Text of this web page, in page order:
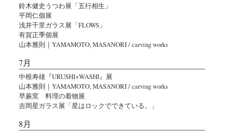
鈴木健史うつわ展「五行相生」
平岡仁個展
浅井千里ガラス展「FLOWS」
有賀正季個展
山本雅則｜YAMAMOTO, MASANORI / carving works
7月
中根寿雄『URUSHI×WASHI』展
山本雅則｜YAMAMOTO, MASANORI / carving works
早蕨窯 料理の着物展
吉岡星ガラス展「星はロックでできている。」
8月